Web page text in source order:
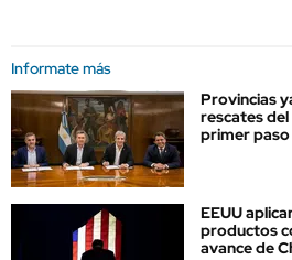
Informate más
Provincias
rescates del
primer paso
EEUU
productos
avance de